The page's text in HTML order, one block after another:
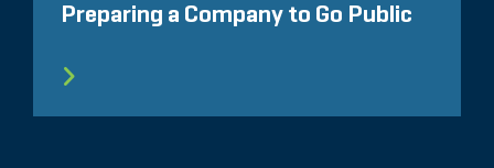
Preparing a Company to Go Public